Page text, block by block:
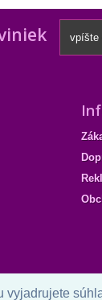
vyjadrujete